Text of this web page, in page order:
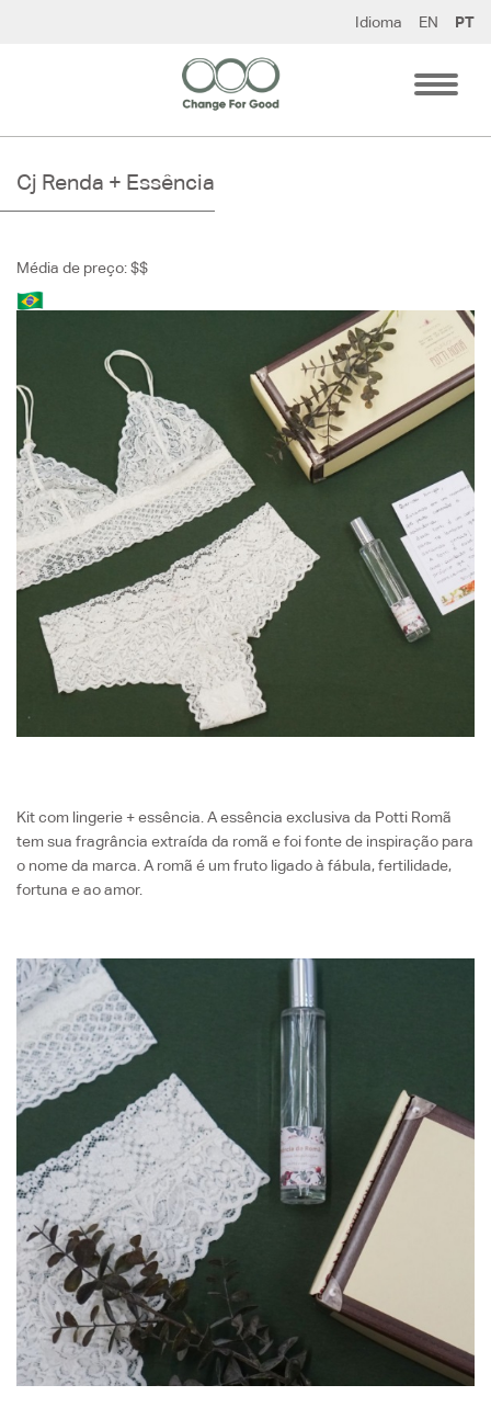
Idioma EN PT
Cj Renda + Essência
Média de preço: $$
Kit com lingerie + essência. A essência exclusiva da Potti Romã
tem sua fragrância extraída da romã e foi fonte de inspiração para
o nome da marca. A romã é um fruto ligado à fábula, fertilidade,
fortuna e ao amor.